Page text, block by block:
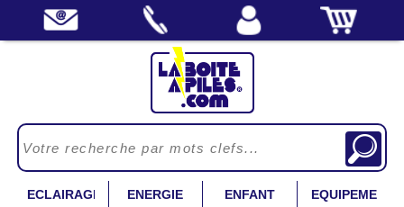
ECLAIRAGE ENERGIE ENFANT EQUIPEMENT